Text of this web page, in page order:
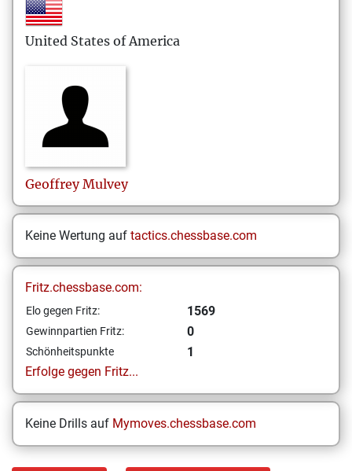
United States of America
Geoffrey Mulvey
Keine Wertung auf tactics.chessbase.com
Fritz.chessbase.com:
Elo gegen Fritz: 1569
Gewinnpartien Fritz: 0
Schönheitspunkte
1
Erfolge gegen Fritz...
Keine Drills auf Mymoves.chessbase.com